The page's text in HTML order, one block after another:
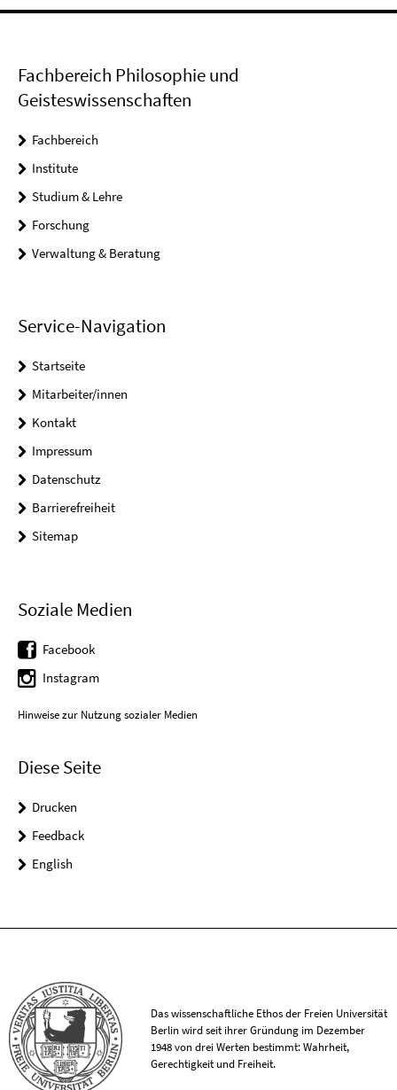
Fachbereich Philosophie und
Geisteswissenschaften
Fachbereich
Institute
Studium & Lehre
Forschung
Verwaltung & Beratung
Service-Navigation
Startseite
Mitarbeiter/innen
Kontakt
Impressum
Datenschutz
Barrierefreiheit
Sitemap
Soziale Medien
Facebook
Instagram
Hinweise zur Nutzung sozialer Medien
Diese Seite
Drucken
Feedback
English
Das wissenschaftliche Ethos der Freien Universität
Berlin wird seit ihrer Gründung im Dezember
1948 von drei Werten bestimmt: Wahrheit,
Gerechtigkeit und Freiheit.